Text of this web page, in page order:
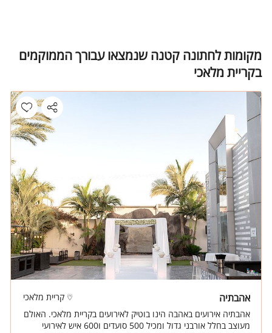
מקומות לחתונה קטנה שנמצאו עבורך הממוקמים
בקריית מלאכי
אהבתיה
קריית מלאכי
אהבתיה אירועים באהבה הינו בוטיק לאירועים בקריית מלאכי. האולם
מעוצב בחלל אורבני גדול ומכיל 500 סועדים ו600 איש לאירועי